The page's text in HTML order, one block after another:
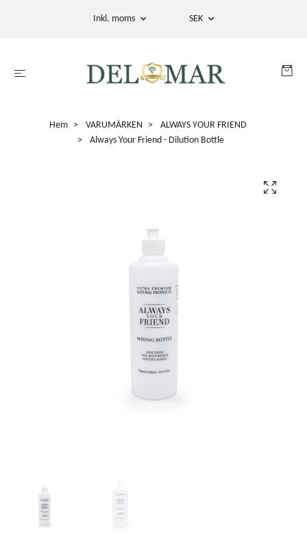
Inkl. moms SEK
Hem VARUMÄRKEN
ALWAYS YOUR FRIEND
Always Your Friend - Dilution Bottle